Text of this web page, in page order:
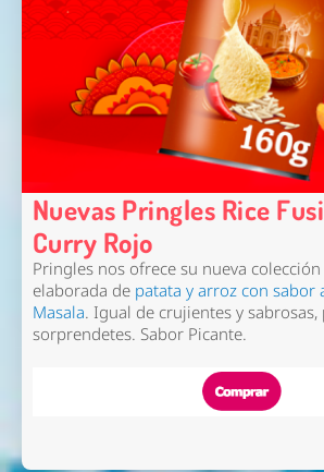
Nuevas Pringles Rice
Curry Rojo
Pringles nos ofrece su nueva colección
elaborada de patata y arroz con sabor
Masala. Igual de crujientes y sabrosas,
sorprendetes. Sabor Picante.